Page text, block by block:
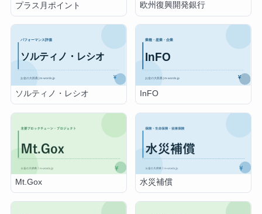
プラス月ポイント 欧州復興開発銀行
ソルティノ・レシオ InFO
Mt.Gox 水災補償